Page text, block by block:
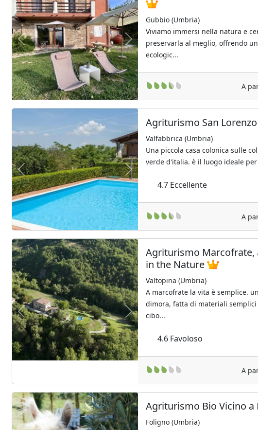
Previous Next
Gubbio (Umbria)
Viviamo immersi nella natura e
preservarla al meglio, offrendo
ecologic...
A
Previous Next
Agriturismo San
Valfabbrica (Umbria)
Una piccola casa colonica sulle
verde d'italia. è il luogo ideale
4.7 Eccellente
A
Previous Next
Agriturismo Marcofrate,
in the Nature
Valtopina (Umbria)
A marcofrate la vita è semplice.
dimora, fatta di materiali
cibo...
4.6 Favoloso
A
Agriturismo Bio Vicino a
Foligno (Umbria)